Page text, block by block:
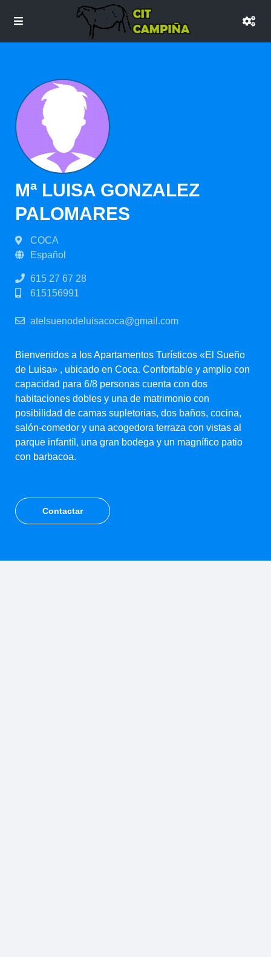
Mª LUISA GONZALEZ
PALOMARES
COCA
Español
615 27 67 28
615156991
atelsuenodeluisacoca@gmail.com
Bienvenidos a los Apartamentos Turísticos «El Sueño
de Luisa» , ubicado en Coca. Confortable y amplio con
capacidad para 6/8 personas cuenta con dos
habitaciones dobles y una de matrimonio con
posibilidad de camas supletorias, dos baños, cocina,
salón-comedor y una acogedora terraza con vistas al
parque infantil, una gran bodega y un magnífico patio
con barbacoa.
Contactar